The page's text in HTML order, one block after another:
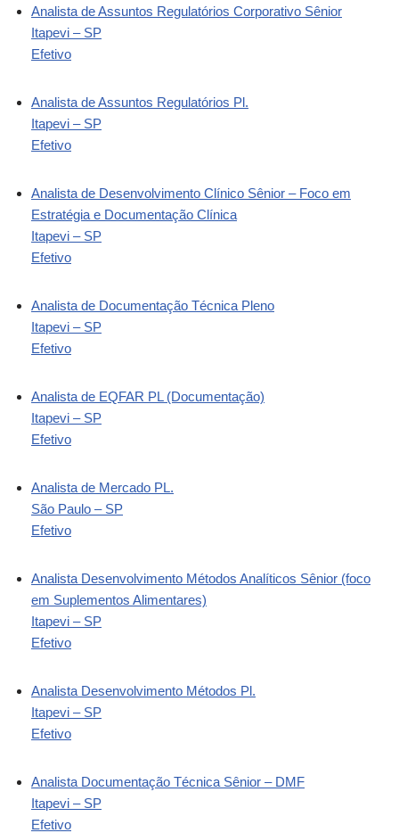
Analista de Assuntos Regulatórios Corporativo Sênior
Itapevi – SP
Efetivo
Analista de Assuntos Regulatórios Pl.
Itapevi – SP
Efetivo
Analista de Desenvolvimento Clínico Sênior – Foco em
Estratégia e Documentação Clínica
Itapevi – SP
Efetivo
Analista de Documentação Técnica Pleno
Itapevi – SP
Efetivo
Analista de EQFAR PL (Documentação)
Itapevi – SP
Efetivo
Analista de Mercado PL.
São Paulo – SP
Efetivo
Analista Desenvolvimento Métodos Analíticos Sênior (foco
em Suplementos Alimentares)
Itapevi – SP
Efetivo
Analista Desenvolvimento Métodos Pl.
Itapevi – SP
Efetivo
Analista Documentação Técnica Sênior – DMF
Itapevi – SP
Efetivo